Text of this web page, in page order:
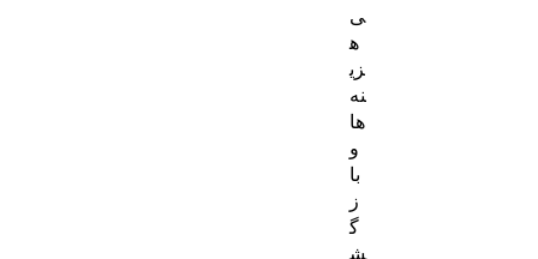
ی
ه
زی
نه‌
ها
و
با
ز
گ
ش